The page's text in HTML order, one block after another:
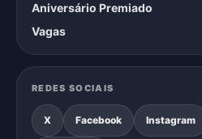
Aniversário Premiado
Vagas
REDES SOCIAIS
X Facebook Instagram